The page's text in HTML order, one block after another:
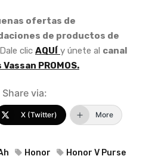
ofertas de
de productos de
clic AQUÍ y únete al canal
PROMOS.
Share via:
X (Twitter) More
Honor
Honor V Purse